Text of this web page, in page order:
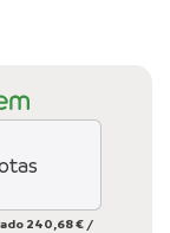
240,68 € /